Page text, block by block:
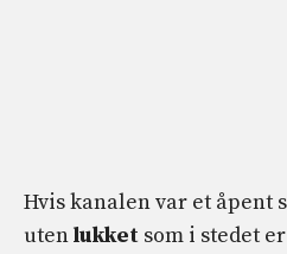
Hvis kanalen var et åpent
utenlukket som i stedet